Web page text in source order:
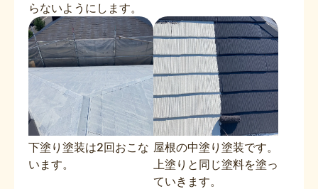
らないようにします。
下塗り塗装は2回おこな
います。
屋根の中塗り塗装です。
上塗りと同じ塗料を塗っ
ていきます。